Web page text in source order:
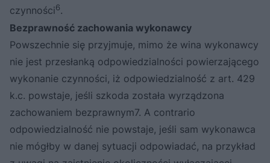
czynności6.
Bezprawność zachowania wykonawcy
Powszechnie się przyjmuje, mimo że wina wykonawcy
nie jest przesłanką odpowiedzialności powierzającego
wykonanie czynności, iż odpowiedzialność z art. 429
k.c. powstaje, jeśli szkoda została wyrządzona
zachowaniem bezprawnym7. A contrario
odpowiedzialność nie powstaje, jeśli sam wykonawca
nie mógłby w danej sytuacji odpowiadać, na przykład